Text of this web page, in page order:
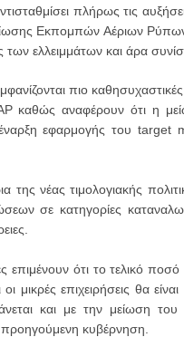
πλήρως τις
Εκπομπών Αέριων
ελλειμμάτων και άρα
πιο
αναφέρουν ότι η
εφαρμογής του target
της νέας τιμολογιακής
σε κατηγορίες
επιμένουν ότι το τελικό
μικρές επιχειρήσεις θα
και με την μείωση
κυβέρνηση.